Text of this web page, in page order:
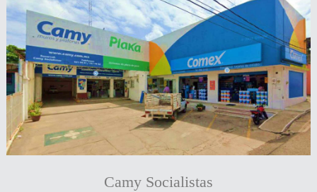
Camy Socialistas